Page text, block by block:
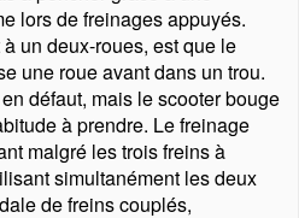
lors de freinages appuyés.
un deux-roues, est que le
une roue avant dans un trou.
défaut, mais le scooter bouge
à prendre. Le freinage
malgré les trois freins à
simultanément les deux
de freins couplés,